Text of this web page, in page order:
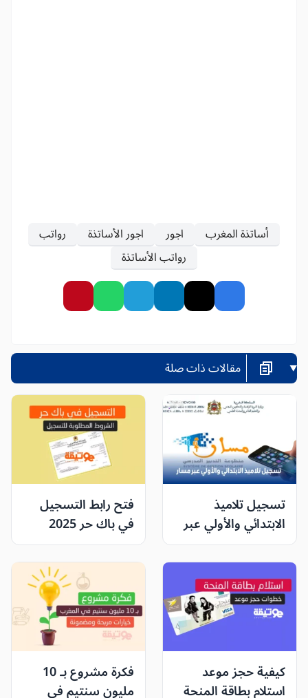
أساتذة المغرب اجور اجور الأساتذة
رواتب
رواتب الأساتذة
مقالات ذات صلة
تسجيل تلاميذ
الابتدائي والأولي عبر
مسار: دليل شامل
وخطوات مفصلة
فتح رابط التسجيل
في باك حر 2025
المغرب عبر
men.gov.ma وأهم
الشروط المطلوبة
للتسجيل
كيفية حجز موعد
استلام بطاقة المنحة
فكرة مشروع بـ 10
مليون سنتيم في